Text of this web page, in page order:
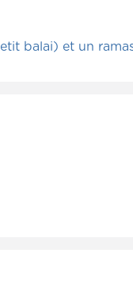
balai) et un